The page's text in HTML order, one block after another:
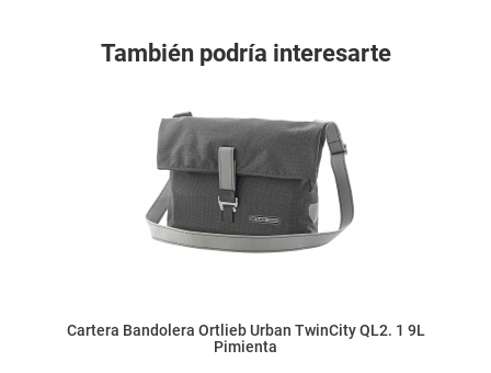
También podría interesarte
Cartera Bandolera Ortlieb Urban TwinCity QL2. 1 9L
Pimienta